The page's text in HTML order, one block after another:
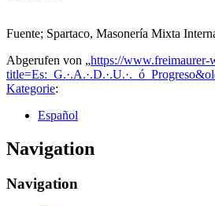
Fuente; Spartaco, Masonería Mixta
Abgerufen von „https://www.freimaurer-
Kategorie:
Español
Navigation
Navigation